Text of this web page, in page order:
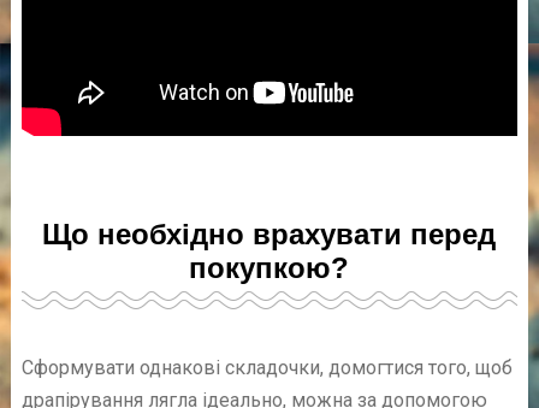
Що необхідно врахувати перед
покупкою?
Сформувати однакові складочки, домогтися того, щоб
драпірування лягла ідеально, можна за допомогою